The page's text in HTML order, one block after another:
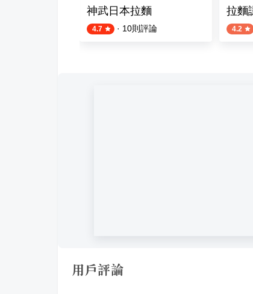
神武日本拉麵
4.7 · 10則評論
拉麵
4.2
用戶評論